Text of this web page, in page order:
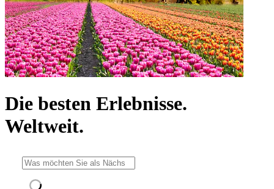
Die besten Erlebnisse.
Weltweit.